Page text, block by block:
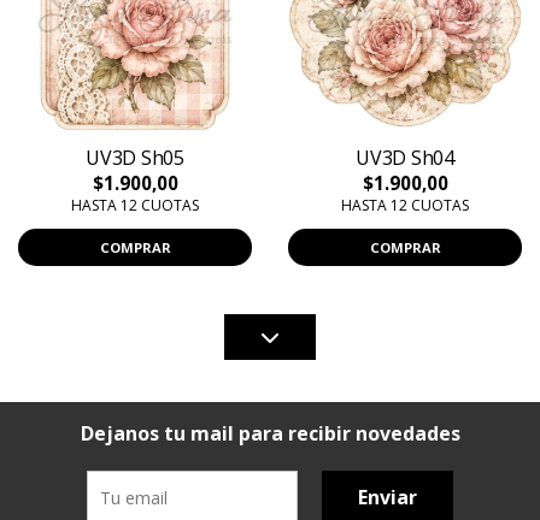
UV3D Sh05
$1.900,00
HASTA 12 CUOTAS
COMPRAR
UV3D Sh04
$1.900,00
HASTA 12 CUOTAS
COMPRAR
Dejanos tu mail para recibir novedades
Enviar